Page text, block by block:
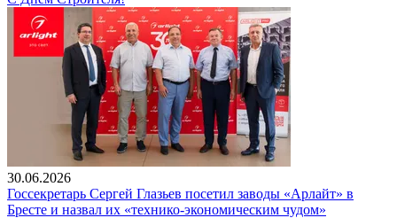
30.06.2026
Госсекретарь Сергей Глазьев посетил заводы «Арлайт» в
Бресте и назвал их «технико-экономическим чудом»